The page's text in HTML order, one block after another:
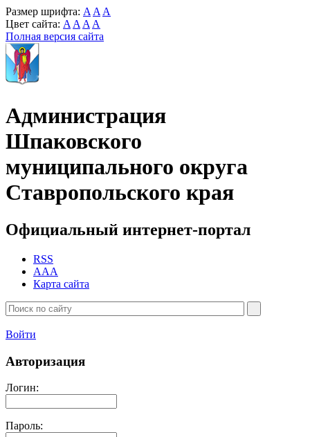
Размер шрифта: A A A
Цвет сайта: A A A A
Полная версия сайта
Администрация
Шпаковского
муниципального округа
Ставропольского края
Официальный интернет-портал
RSS
AAA
Карта сайта
Войти
Авторизация
Логин:
Пароль: